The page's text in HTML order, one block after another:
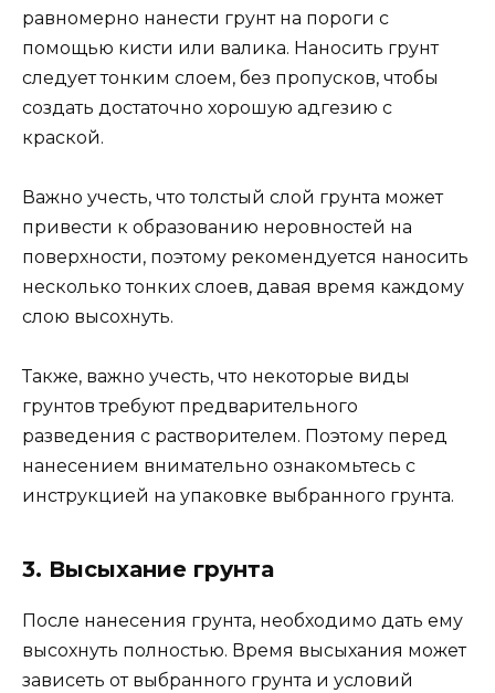
равномерно нанести грунт на пороги с
помощью кисти или валика. Наносить грунт
следует тонким слоем, без пропусков, чтобы
создать достаточно хорошую адгезию с
краской.
Важно учесть, что толстый слой грунта может
привести к образованию неровностей на
поверхности, поэтому рекомендуется наносить
несколько тонких слоев, давая время каждому
слою высохнуть.
Также, важно учесть, что некоторые виды
грунтов требуют предварительного
разведения с растворителем. Поэтому перед
нанесением внимательно ознакомьтесь с
инструкцией на упаковке выбранного грунта.
3. Высыхание грунта
После нанесения грунта, необходимо дать ему
высохнуть полностью. Время высыхания может
зависеть от выбранного грунта и условий